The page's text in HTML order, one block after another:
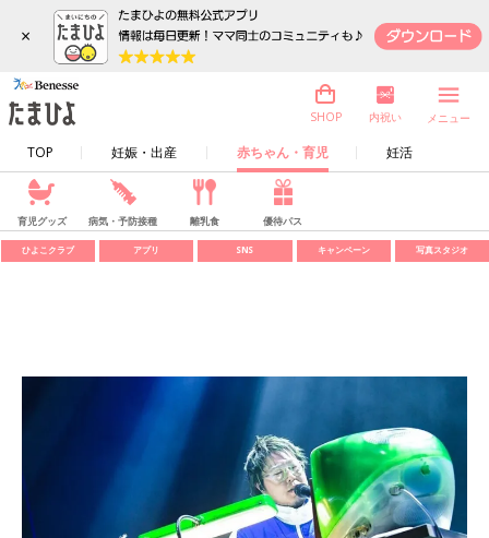
×
TOP 妊娠・出産 赤ちゃん・育児 妊活
SHOP 内祝い メニュー
育児グッズ 病気・予防接種 離乳食 優待パス
ひよこクラブ アプリ SNS キャンペーン 写真スタジオ